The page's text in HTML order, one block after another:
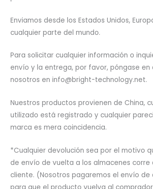
Enviamos desde los Estados Unidos,
cualquier parte del mundo.
Para solicitar cualquier información o
envío y la entrega, por favor, póngase
nosotros en info@bright-technology.net.
Nuestros productos provienen de China,
utilizado está registrado y cualquier
marca es mera coincidencia.
*Cualquier devolución sea por el motivo
de envío de vuelta a los almacenes corre
cliente. (Nosotros pagaremos el envío de